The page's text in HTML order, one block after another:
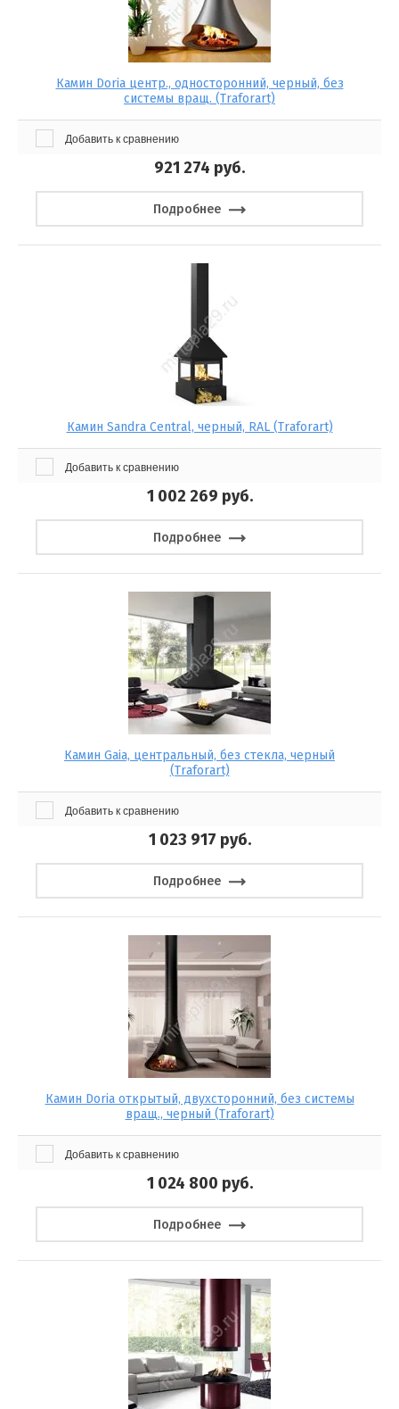
Камин Doria центр., односторонний, черный, без
системы вращ. (Traforart)
Добавить к сравнению
921 274 руб.
Подробнее
Камин Sandra Central, черный, RAL (Traforart)
Добавить к сравнению
1 002 269 руб.
Подробнее
Камин Gaia, центральный, без стекла, черный
(Traforart)
Добавить к сравнению
1 023 917 руб.
Подробнее
Камин Doria открытый, двухсторонний, без системы
вращ., черный (Traforart)
Добавить к сравнению
1 024 800 руб.
Подробнее